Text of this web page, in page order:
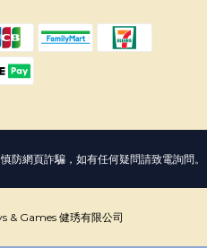
防網頁詐騙，如有任何疑問請致電詢問。
& Games 健琇有限公司